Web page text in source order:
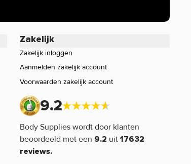
Zakelijk
Zakelijk inloggen
Aanmelden zakelijk account
Voorwaarden zakelijk account
9.2
Body Supplies wordt door klanten
beoordeeld met een 9.2 uit17632
reviews.